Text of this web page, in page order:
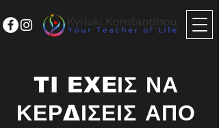
TI EXEΙΣ ΝΑ
ΚΕΡΔΙΣΕΙΣ ΑΠΟ